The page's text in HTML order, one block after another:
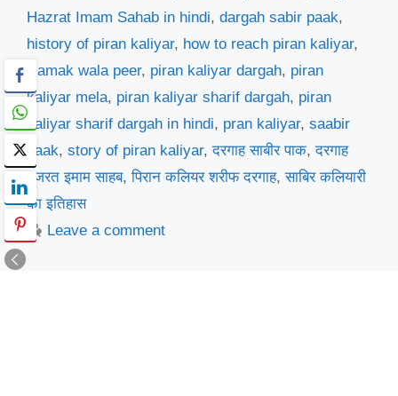
Hazrat Imam Sahab in hindi, dargah sabir paak,
history of piran kaliyar, how to reach piran kaliyar,
Namak wala peer, piran kaliyar dargah, piran
kaliyar mela, piran kaliyar sharif dargah, piran
kaliyar sharif dargah in hindi, pran kaliyar, saabir
paak, story of piran kaliyar,दरगाह साबीर पाक,दरगाह
हजरत इमाम साहब,पिरान कलियर शरीफ दरगाह,साबिर कलियारी
का इतिहास
Leave a comment